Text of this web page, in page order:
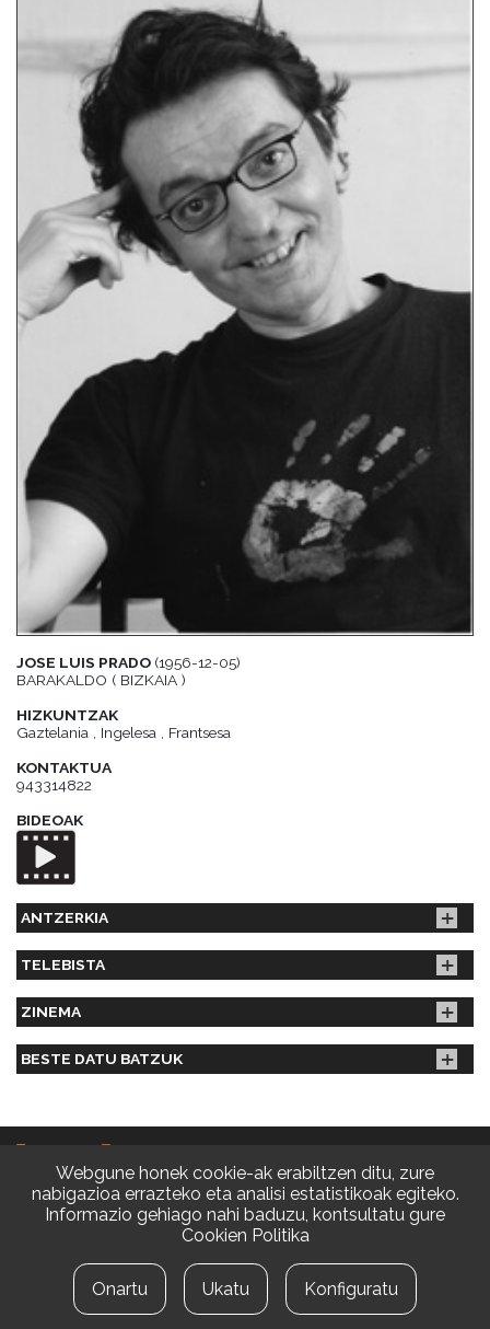
JOSE LUIS PRADO (1956-12-05)
BARAKALDO ( BIZKAIA )
HIZKUNTZAK
Gaztelania , Ingelesa , Frantsesa
KONTAKTUA
943314822
BIDEOAK
ANTZERKIA
TELEBISTA
ZINEMA
BESTE DATU BATZUK
Lege oharra
Pribatasun politika
Cookien konfigurazioa aldatu
Webgune honek cookie-ak erabiltzen ditu, zure
nabigazioa errazteko eta analisi estatistikoak egiteko.
Informazio gehiago nahi baduzu, kontsultatu gure
Cookien Politika
Onartu Ukatu Konfiguratu